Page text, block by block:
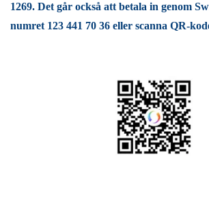
1269. Det går också att betala in genom
numret 123 441 70 36 eller scanna QR-